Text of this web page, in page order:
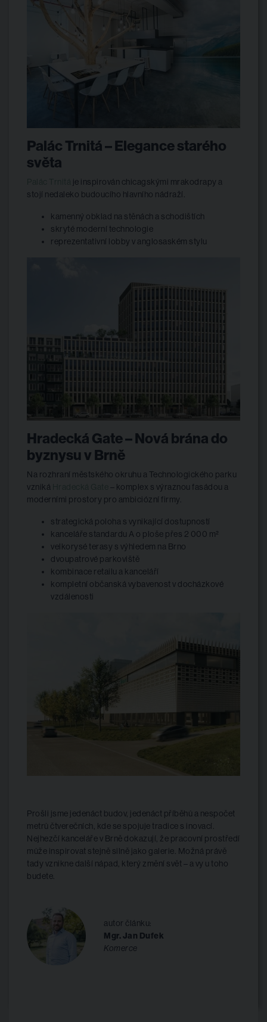
Palác Trnitá – Elegance starého
světa
je inspirován chicagskými mrakodrapy a
stojí nedaleko budoucího hlavního nádraží.
kamenný obklad na stěnách a schodištích
skryté moderní technologie
reprezentativní lobby v anglosaském stylu
Hradecká Gate – Nová brána do
byznysu v Brně
Na rozhraní městského okruhu a Technologického parku
vzniká
– komplex s výraznou fasádou a
moderními prostory pro ambiciózní firmy.
strategická poloha s vynikající dostupností
kanceláře standardu A o ploše přes 2 000 m²
velkorysé terasy s výhledem na Brno
dvoupatrové parkoviště
kombinace retailu a kanceláří
kompletní občanská vybavenost v docházkové
vzdálenosti
Prošli jsme jedenáct budov, jedenáct příběhů a nespočet
metrů čtverečních, kde se spojuje tradice s inovací.
Nejhezčí kanceláře v Brně dokazují, že pracovní prostředí
může inspirovat stejně silně jako galerie. Možná právě
tady vznikne další nápad, který změní svět – a vy u toho
budete.
autor článku:
Mgr. Jan Dufek
Komerce